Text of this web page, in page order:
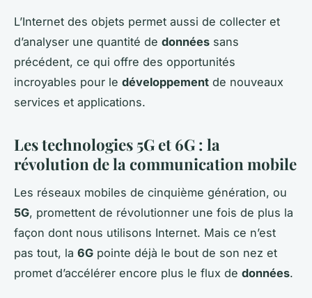
L’Internet des objets permet aussi de collecter et
d’analyser une quantité de données sans
précédent, ce qui offre des opportunités
incroyables pour le développement de nouveaux
services et applications.
Les technologies 5G et 6G : la
révolution de la communication mobile
Les réseaux mobiles de cinquième génération, ou
5G, promettent de révolutionner une fois de plus la
façon dont nous utilisons Internet. Mais ce n’est
pas tout, la 6G pointe déjà le bout de son nez et
promet d’accélérer encore plus le flux de données.